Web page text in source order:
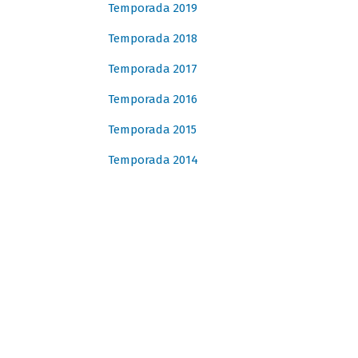
Temporada 2019
Temporada 2018
Temporada 2017
Temporada 2016
Temporada 2015
Temporada 2014